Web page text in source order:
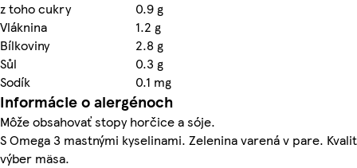
z toho cukry
0.9 g
Vláknina
1.2 g
Bílkoviny
2.8 g
Sůl
0.3 g
Sodík
0.1 mg
Informácie o alergénoch
Môže obsahovať stopy horčice a sóje.
S Omega 3 mastnými kyselinami. Zelenina varená v pare.
výber mäsa.